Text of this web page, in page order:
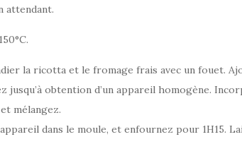
attendant.
la ricotta et le fromage frais avec un fouet.
jusqu’à obtention d’un appareil homogène.
mélangez.
dans le moule, et enfournez pour 1H15.